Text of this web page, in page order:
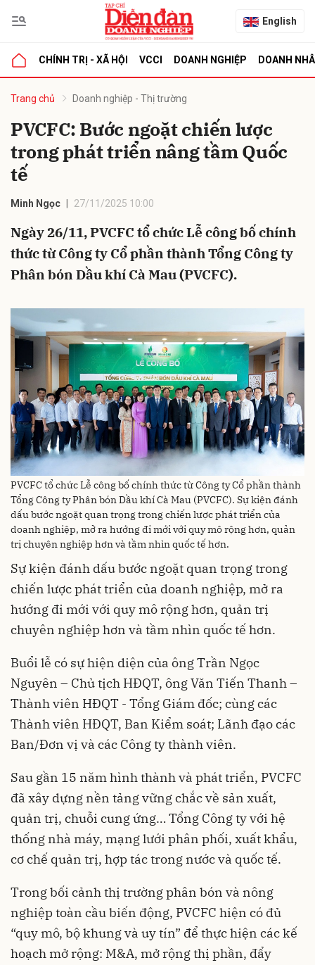
English
CHÍNH TRỊ - XÃ HỘI VCCI DOANH NGHIỆP DOANH
Trang chủ Doanh nghiệp - Thị trường
PVCFC: Bước ngoặt chiến lược
trong phát triển nâng tầm Quốc
tế
Minh Ngọc 27/11/2025 10:00
Ngày 26/11, PVCFC tổ chức Lễ công bố chính
thức từ Công ty Cổ phần thành Tổng Công ty
Phân bón Dầu khí Cà Mau (PVCFC).
PVCFC tổ chức Lễ công bố chính thức từ Công ty Cổ phần thành
Tổng Công ty Phân bón Dầu khí Cà Mau (PVCFC). Sự kiện đánh
dấu bước ngoặt quan trọng trong chiến lược phát triển của
doanh nghiệp, mở ra hướng đi mới với quy mô rộng hơn, quản
trị chuyên nghiệp hơn và tầm nhìn quốc tế hơn.
Sự kiện đánh dấu bước ngoặt quan trọng trong
chiến lược phát triển của doanh nghiệp, mở ra
hướng đi mới với quy mô rộng hơn, quản trị
chuyên nghiệp hơn và tầm nhìn quốc tế hơn.
Buổi lễ có sự hiện diện của ông Trần Ngọc
Nguyên – Chủ tịch HĐQT, ông Văn Tiến Thanh –
Thành viên HĐQT - Tổng Giám đốc; cùng các
Thành viên HĐQT, Ban Kiểm soát; Lãnh đạo các
Ban/Đơn vị và các Công ty thành viên.
Sau gần 15 năm hình thành và phát triển, PVCFC
đã xây dựng nền tảng vững chắc về sản xuất,
quản trị, chuỗi cung ứng… Tổng Công ty với hệ
thống nhà máy, mạng lưới phân phối, xuất khẩu,
cơ chế quản trị, hợp tác trong nước và quốc tế.
Trong bối cảnh thị trường phân bón và nông
nghiệp toàn cầu biến động, PVCFC hiện có đủ
“quy mô, bộ khung và uy tín” để thực hiện các kế
hoạch mở rộng: M&A, mở rộng thị phần, đẩy
luận
Hủy